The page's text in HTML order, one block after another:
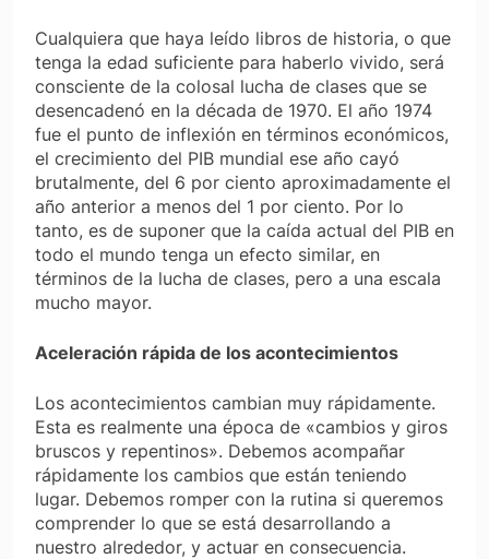
Cualquiera que haya leído libros de historia, o que
tenga la edad suficiente para haberlo vivido, será
consciente de la colosal lucha de clases que se
desencadenó en la década de 1970. El año 1974
fue el punto de inflexión en términos económicos,
el crecimiento del PIB mundial ese año cayó
brutalmente, del 6 por ciento aproximadamente el
año anterior a menos del 1 por ciento. Por lo
tanto, es de suponer que la caída actual del PIB en
todo el mundo tenga un efecto similar, en
términos de la lucha de clases, pero a una escala
mucho mayor.
Aceleración rápida de los acontecimientos
Los acontecimientos cambian muy rápidamente.
Esta es realmente una época de «cambios y giros
bruscos y repentinos». Debemos acompañar
rápidamente los cambios que están teniendo
lugar. Debemos romper con la rutina si queremos
comprender lo que se está desarrollando a
nuestro alrededor, y actuar en consecuencia.